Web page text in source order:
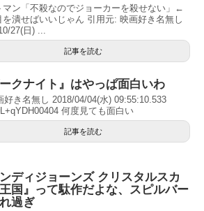
マン「不殺なのでジョーカーを殺せない」←
を潰せばいいじゃん 引用元: 映画好き名無し
27(日) ...
記事を読む
ークナイト』はやっぱ面白いわ
好き名無し 2018/04/04(水) 09:55:10.533
何度見ても面白い
記事を読む
ンディジョーンズ クリスタルスカ
国』って駄作だよな、スピルバー
過ぎ